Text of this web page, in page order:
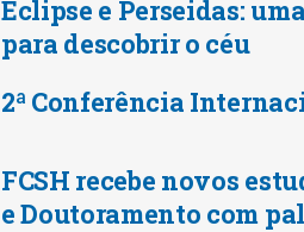
Eclipse e Perseidas:
para descobrir o céu
2ª Conferência
FCSH recebe novos
e Doutoramento com